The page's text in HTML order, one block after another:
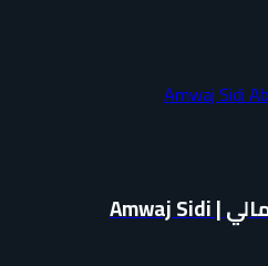
قرية أمواج الساحل الشمالي | Amwaj Sidi